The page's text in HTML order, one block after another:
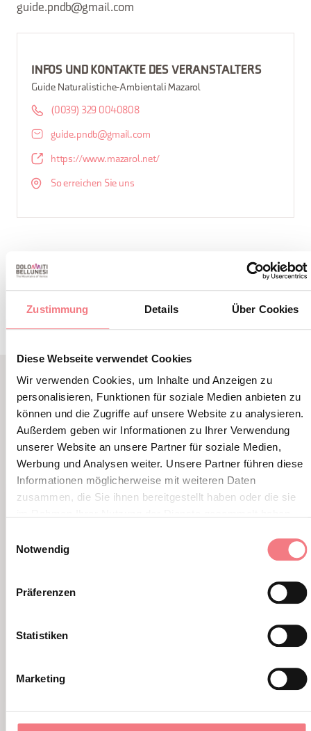
Zustimmung Details Über Cookies
Diese Webseite verwendet Cookies
Wir verwenden Cookies, um Inhalte und Anzeigen zu
personalisieren, Funktionen für soziale Medien anbieten zu
können und die Zugriffe auf unsere Website zu analysieren.
Außerdem geben wir Informationen zu Ihrer Verwendung
unserer Website an unsere Partner für soziale Medien,
Werbung und Analysen weiter. Unsere Partner führen diese
Informationen möglicherweise mit weiteren Daten
zusammen, die Sie ihnen bereitgestellt haben oder die sie
Notwendig
Präferenzen
Statistiken
Marketing
guide.pndb@gmail.com
INFOS UND KONTAKTE DES VERANSTALTERS
Guide Naturalistiche-Ambientali Mazarol
(0039) 329 0040808
guide.pndb@gmail.com
https://www.mazarol.net/
So erreichen Sie uns
LBL_EVENTI_CORRELATI
ALTRI EVENTI
New Exhibition: Cortina